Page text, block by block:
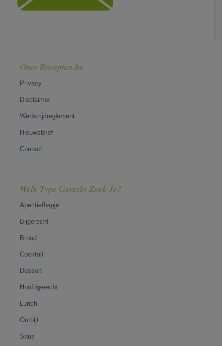
Over Recepten.be
Privacy
Disclaimer
Wedstrijdreglement
Nieuwsbrief
Contact
Welk Type Gerecht Zoek Je?
Aperitiefhapje
Bijgerecht
Brood
Cocktail
Dessert
Hoofdgerecht
Lunch
Ontbijt
Saus